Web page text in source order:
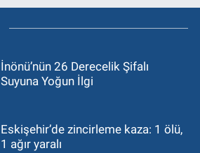
İnönü’nün 26 Derecelik Şifalı
Suyuna Yoğun İlgi
Eskişehir’de zincirleme kaza: 1 ölü,
1 ağır yaralı